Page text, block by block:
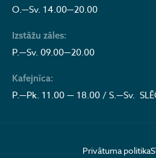
O.—Sv. 14.00—20.00
Izstāžu zāles:
P.—Sv. 09.00—20.00
Kafejnīca:
P.—Pk. 11.00 — 18.00 / S.—Sv.
Privātuma politika